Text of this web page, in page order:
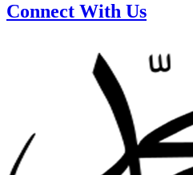
Connect With Us